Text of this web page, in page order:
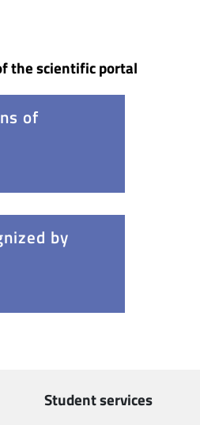
the scientific portal
of
by
Student services